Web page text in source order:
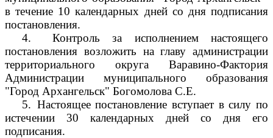
в течение 10 календарных дней со дня подписания
постановления.
4.
Контроль за исполнением настоящего
постановления возложить на главу администрации
территориального округа Варавино-Фактория
Администрации муниципального образования
"Город Архангельск" Богомолова С.Е.
5. Настоящее постановление вступает в силу по
истечении 30 календарных дней со дня его
подписания.